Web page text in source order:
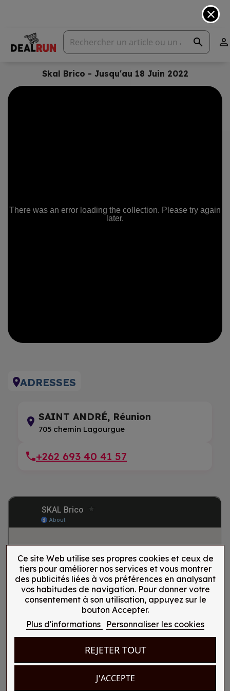
search 
close
Skal Brico - Jusqu'au 18 Juin 2022
ADRESSES
SAINT ANDRÉ, Réunion
705 chemin Lagourgue
+262 693 40 41 57
Ce site Web utilise ses propres cookies et ceux de
tiers pour améliorer nos services et vous montrer
des publicités liées à vos préférences en analysant
vos habitudes de navigation. Pour donner votre
consentement à son utilisation, appuyez sur le
bouton Accepter.
Plus d'informations
Personnaliser les cookies
REJETER TOUT
J'ACCEPTE